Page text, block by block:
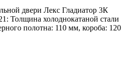
двери Лекс Гладиатор 3К
Толщина холоднокатаной стали
полотна: 110 мм, короба: 120